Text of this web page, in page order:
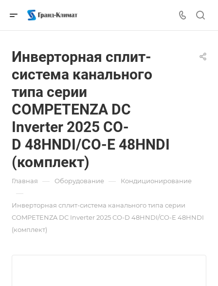
Инверторная сплит-
система канального
типа серии
COMPETENZA DC
Inverter 2025 CO-
D 48HNDI/CO-E 48HNDI
(комплект)
Главная — Оборудование — Кондиционирование
—
Инверторная сплит-система канального типа серии
COMPETENZA DC Inverter 2025 CO-D 48HNDI/CO-E 48HNDI
(комплект)